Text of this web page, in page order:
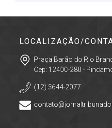
LOCALIZAÇÃO/
Praça Barão do Rio
Cep: 12400-280 -
(12) 3644-2077